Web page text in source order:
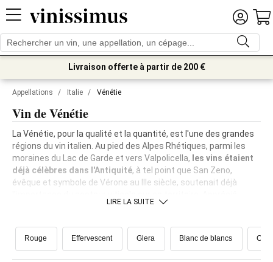
Livraison offerte à partir de 200 €
Appellations / Italie / Vénétie
Vin de Vénétie
La Vénétie, pour la qualité et la quantité, est l'une des grandes
régions du vin italien. Au pied des Alpes Rhétiques, parmi les
moraines du Lac de Garde et vers Valpolicella, les vins étaient
déjà célèbres dans l'Antiquité, à tel point que San Zeno,
évêque et symbole de Vérone au IIIe siècle, soutenait déjà
également par la République Sérénissime, le vin de Vénétie a pu
nombreuses nouvelles vignes internationales
récupération des plus importantes vignes autochtones
. Dans
LIRE LA SUITE
Rouge Effervescent Glera Blanc de blancs